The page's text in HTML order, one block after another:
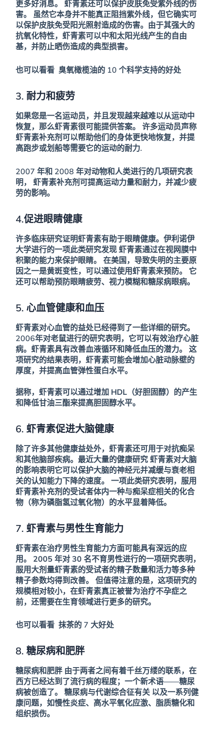
更多好消息。
虾青素还可以保护皮肤免受紫外线的伤
害。 虽然它本身并不能真正阻挡紫外线，但它确实可
以保护皮肤免受阳光照射造成的伤害。由于其强大的
抗氧化特性，虾青素可以中和太阳光线产生的自由
基，并防止晒伤造成的典型损害。
也可以看看 臭氧橄榄油的 10 个科学支持的好处
3. 耐力和疲劳
如果您是一名运动员，并且发现越来越难以从运动中
恢复，那么虾青素很可能提供答案。许多运动员声称
虾青素补充剂可以帮助他们的身体更快地恢复，并提
高跑步或划船等需要它的运动的耐力.
2007 年和 2008 年对动物和人类进行的几项研究表
明，虾青素补充剂可提高运动力量和耐力，并减少疲
劳的影响。
4.促进眼睛健康
许多临床研究证明虾青素有助于眼睛健康。伊利诺伊
大学进行的一项此类研究发现 虾青素通过在视网膜中
积聚的能力来保护眼睛。在美国，导致失明的主要原
因之一是黄斑变性，可以通过使用虾青素来预防。
它
还可以帮助预防眼睛疲劳、视力模糊和糖尿病眼病。
5. 心血管健康和血压
虾青素对心血管的益处已经得到了一些详细的研究。
2006年对老鼠进行的研究表明，它可以有效治疗心脏
病。虾青素具有改善血液循环和降低血压的潜力。这
项研究的结果表明，虾青素可能会增加心脏动脉壁的
厚度，并提高血管弹性蛋白水平。
据称，虾青素可以通过增加 HDL（好胆固醇）的产生
和降低甘油三酯来提高胆固醇水平。
6. 虾青素促进大脑健康
除了许多其他健康益处外，虾青素还可用于对抗痴呆
和其他脑部疾病。最近大量的健康研究虾青素对大脑
的影响表明它可以保护大脑的神经元并减缓与衰老相
关的认知能力下降的速度。一项此类研究表明，服用
虾青素补充剂的受试者体内一种与痴呆症相关的化合
物（称为磷脂氢过氧化物）的水平显着降低。
7. 虾青素与男性生育能力
虾青素在治疗男性生育能力方面可能具有深远的应
用。
2005 年对 30 名不育男性进行的一项研究表明，
服用大剂量虾青素的受试者的精子数量和活力等多种
精子参数均得到改善。但值得注意的是，这项研究的
规模相对较小，在虾青素真正被誉为治疗不孕症之
前，还需要在生育领域进行更多的研究。
也可以看看 抹茶的 7 大好处
8. 糖尿病和肥胖
糖尿病和肥胖 由于两者之间有着千丝万缕的联系，在
西方已经达到了流行病的程度；一个新术语——糖尿
病被创造了。糖尿病与代谢综合征有关 以及一系列健
康问题，如慢性炎症、高水平氧化应激、脂质糖化和
组织损伤。